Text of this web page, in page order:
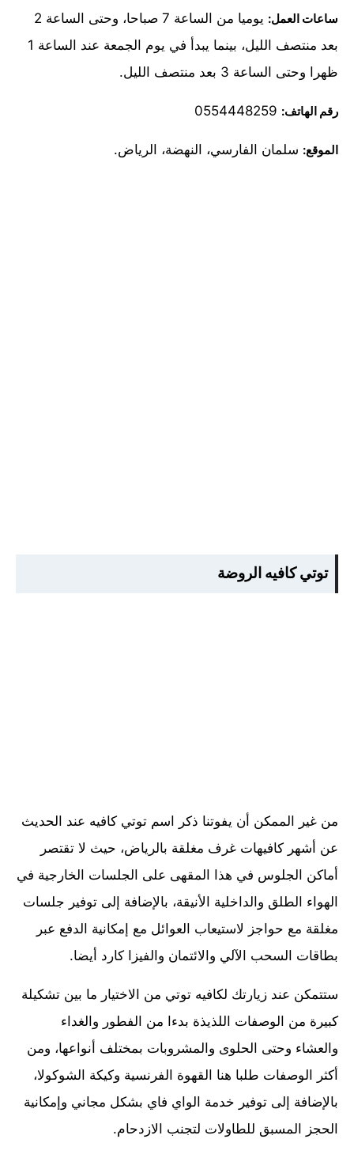
ساعات العمل:
يوميا من الساعة 7 صباحا، وحتى الساعة 2
بعد منتصف الليل، بينما يبدأ في يوم الجمعة عند الساعة 1
ظهرا وحتى الساعة 3 بعد منتصف الليل.
رقم الهاتف:
الموقع: سلمان الفارسي، النهضة، الرياض.
توتي كافيه الروضة
من غير الممكن أن يفوتنا ذكر اسم توتي كافيه عند الحديث
عن أشهر كافيهات غرف مغلقة بالرياض، حيث لا تقتصر
أماكن الجلوس في هذا المقهى على الجلسات الخارجية في
الهواء الطلق والداخلية الأنيقة، بالإضافة إلى توفير جلسات
مغلقة مع حواجز لاستيعاب العوائل مع إمكانية الدفع عبر
بطاقات السحب الآلي والائتمان والفيزا كارد أيضا.
ستتمكن عند زيارتك لكافيه توتي من الاختيار ما بين تشكيلة
كبيرة من الوصفات اللذيذة بدءا من الفطور والغداء
والعشاء وحتى الحلوى والمشروبات بمختلف أنواعها، ومن
أكثر الوصفات طلبا هنا القهوة الفرنسية وكيكة الشوكولا،
بالإضافة إلى توفير خدمة الواي فاي بشكل مجاني وإمكانية
الحجز المسبق للطاولات لتجنب الازدحام.